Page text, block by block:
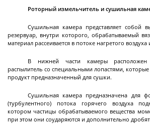
эмалированные
Эмалированные ёмкости
Реакторы эмалированные
Роторный измельчитель и сушильная
Сушильная камера представляет собой
резервуар, внутри которого, обрабатываемый
материал рассеивается в потоке нагретого
В нижней части камеры расположен
распылитель со специальными лопастями,
продукт предназначенный для сушки.
Сушильная камера предназначена для
(турбулентного) потока горячего воздуха
котором частицы обрабатываемого вещества
при этом они соударяются и дополнительно